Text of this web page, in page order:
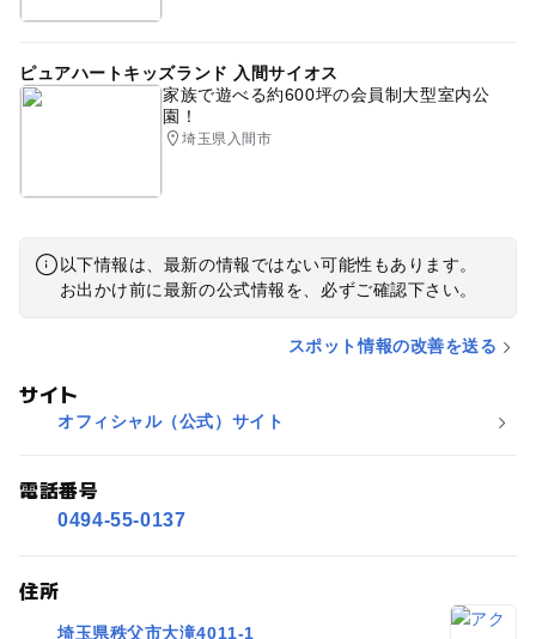
ピュアハートキッズランド 入間サイオス
家族で遊べる約600坪の会員制大型室内公
園！
埼玉県入間市
以下情報は、最新の情報ではない可能性もあります。
お出かけ前に最新の公式情報を、必ずご確認下さい。
スポット情報の改善を送る
サイト
オフィシャル（公式）サイト
電話番号
0494-55-0137
住所
埼玉県秩父市大滝4011-1